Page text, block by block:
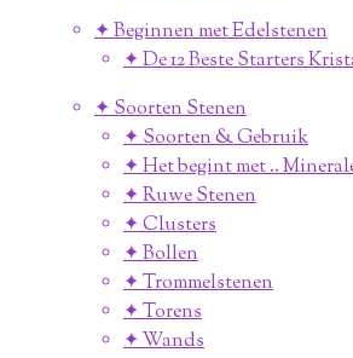
✦ Beginnen met Edelstenen
✦ De 12 Beste Starters
✦ Soorten Stenen
✦ Soorten & Gebruik
✦ Het begint met ..
✦ Ruwe Stenen
✦ Clusters
✦ Bollen
✦ Trommelstenen
✦ Torens
✦ Wands